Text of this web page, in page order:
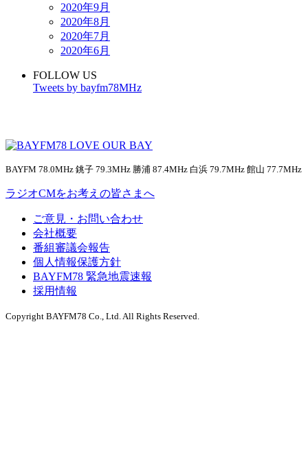
2020年9月
2020年8月
2020年7月
2020年6月
FOLLOW US
Tweets by bayfm78MHz
BAYFM 78.0MHz 銚子 79.3MHz 勝浦 87.4MHz 白浜 79.7MHz 館山 77.7MHz
ラジオCMをお考えの皆さまへ
ご意見・お問い合わせ
会社概要
番組審議会報告
個人情報保護方針
BAYFM78 緊急地震速報
採用情報
Copyright BAYFM78 Co., Ltd. All Rights Reserved.